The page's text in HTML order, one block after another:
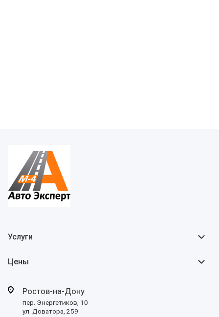
Услуги
Цены
Ростов-на-Дону
пер. Энергетиков, 10
ул. Доватора, 259